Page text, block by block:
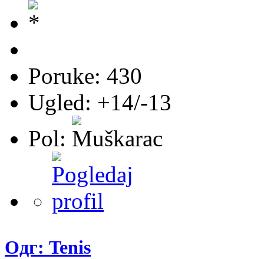
Poruke: 430
Ugled: +14/-13
Pol:
Одг: Tenis